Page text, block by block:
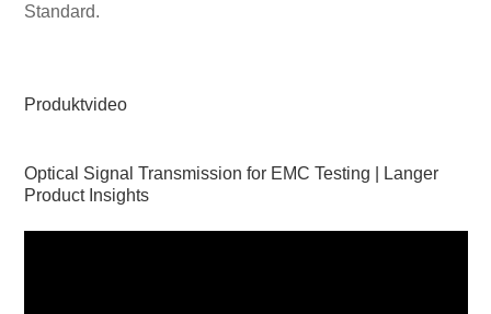
Standard.
Produktvideo
Optical Signal Transmission for EMC Testing | Langer
Product Insights